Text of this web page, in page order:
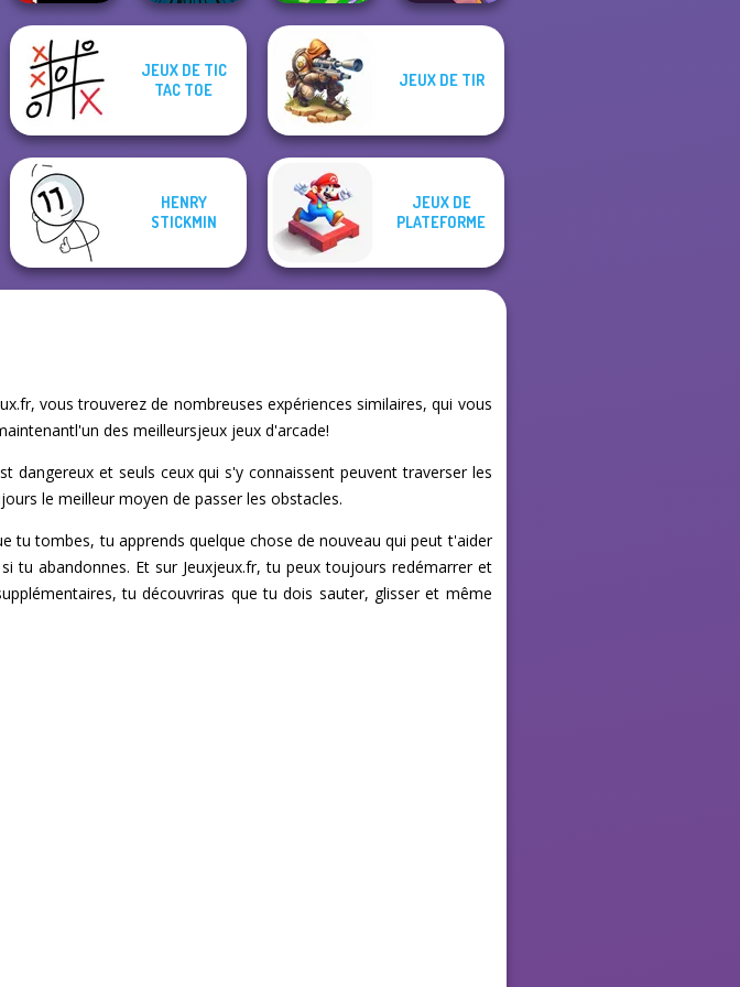
Vex X3M
Stickman The
Flash
Mini Springs
JEUX DE TIC
TAC TOE
JEUX DE TIR
HENRY
STICKMIN
JEUX DE
PLATEFORME
vous trouverez de nombreuses expériences similaires, qui vous
des meilleursjeux jeux d'arcade!
dangereux et seuls ceux qui s'y connaissent peuvent traverser les
le meilleur moyen de passer les obstacles.
tu tombes, tu apprends quelque chose de nouveau qui peut t'aider
tu abandonnes. Et sur Jeuxjeux.fr, tu peux toujours redémarrer et
tu découvriras que tu dois sauter, glisser et même